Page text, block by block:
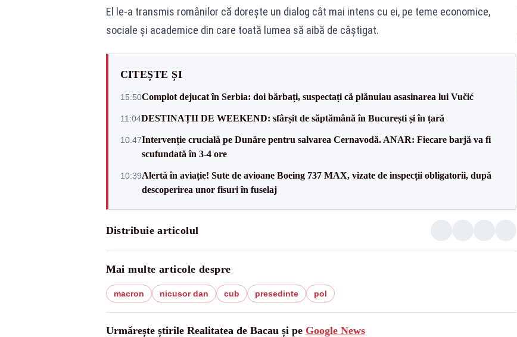
El le-a transmis românilor că doreşte un dialog cât mai intens cu ei, pe teme economice,
sociale şi academice din care toată lumea să aibă de câştigat.
CITEȘTE ȘI
15:50Complot dejucat în Serbia: doi bărbați, suspectați că plănuiau asasinarea lui Vučić
11:04DESTINAȚII DE WEEKEND: sfârșit de săptămână în București și în țară
10:47Intervenție crucială pe Dunăre pentru salvarea Cernavodă. ANAR: Fiecare barjă va fi
scufundată în 3-4 ore
10:39Alertă în aviație! Sute de avioane Boeing 737 MAX, vizate de inspecții obligatorii, după
descoperirea unor fisuri în fuselaj
Distribuie articolul
Mai multe articole despre
macron nicusor dan cub presedinte pol
Urmărește știrile Realitatea de Bacau și pe Google News